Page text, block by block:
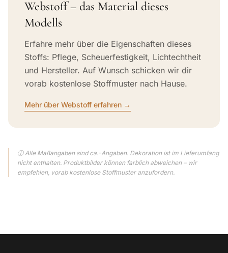
Webstoff – das Material dieses
Modells
Erfahre mehr über die Eigenschaften dieses
Stoffs: Pflege, Scheuerfestigkeit, Lichtechtheit
und Hersteller. Auf Wunsch schicken wir dir
vorab kostenlose Stoffmuster nach Hause.
Mehr über Webstoff erfahren →
ⓘ Alle Maßangaben sind ca.-Angaben. Dekoration ist im Lieferumfang
nicht enthalten. Produktbilder können farblich abweichen – wir
empfehlen, vorab kostenlose Stoffmuster anzufordern.